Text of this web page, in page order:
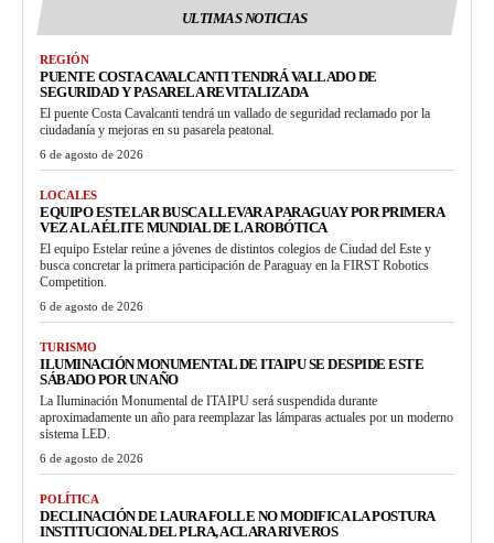
ULTIMAS NOTICIAS
REGIÓN
PUENTE COSTA CAVALCANTI TENDRÁ VALLADO DE
SEGURIDAD Y PASARELA REVITALIZADA
El puente Costa Cavalcanti tendrá un vallado de seguridad reclamado por la
ciudadanía y mejoras en su pasarela peatonal.
6 de agosto de 2026
LOCALES
EQUIPO ESTELAR BUSCA LLEVAR A PARAGUAY POR PRIMERA
VEZ A LA ÉLITE MUNDIAL DE LA ROBÓTICA
El equipo Estelar reúne a jóvenes de distintos colegios de Ciudad del Este y
busca concretar la primera participación de Paraguay en la FIRST Robotics
Competition.
6 de agosto de 2026
TURISMO
ILUMINACIÓN MONUMENTAL DE ITAIPU SE DESPIDE ESTE
SÁBADO POR UN AÑO
La Iluminación Monumental de ITAIPU será suspendida durante
aproximadamente un año para reemplazar las lámparas actuales por un moderno
sistema LED.
6 de agosto de 2026
POLÍTICA
DECLINACIÓN DE LAURA FOLLE NO MODIFICA LA POSTURA
INSTITUCIONAL DEL PLRA, ACLARA RIVEROS